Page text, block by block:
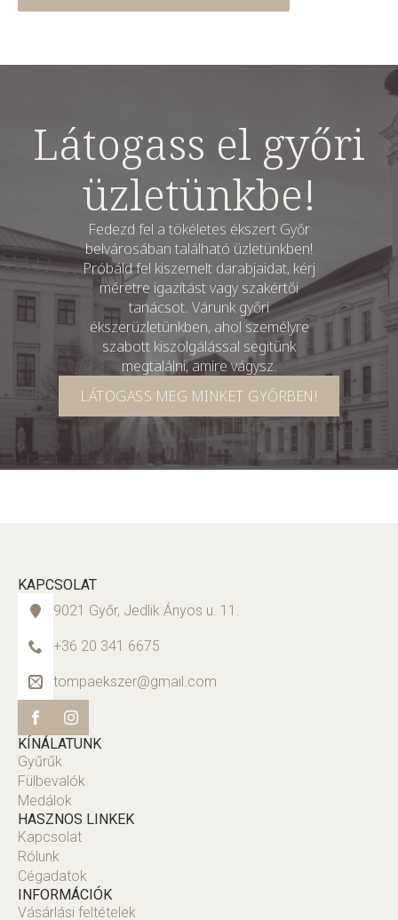
Látogass el győri
üzletünkbe!
Fedezd fel a tökéletes ékszert Győr
belvárosában található üzletünkben!
Próbáld fel kiszemelt darabjaidat, kérj
méretre igazítást vagy szakértői
tanácsot. Várunk győri
ékszerüzletünkben, ahol személyre
szabott kiszolgálással segítünk
megtalálni, amire vágysz.
LÁTOGASS MEG MINKET GYŐRBEN!
KAPCSOLAT
9021 Győr, Jedlik Ányos u. 11.
+36 20 341 6675
tompaekszer@gmail.com
KÍNÁLATUNK
Gyűrűk
Fülbevalók
Medálok
HASZNOS LINKEK
Kapcsolat
Rólunk
Cégadatok
INFORMÁCIÓK
Vásárlási feltételek